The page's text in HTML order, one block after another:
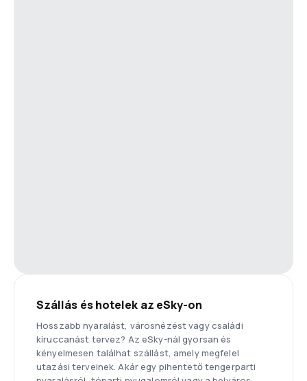
Szállás és hotelek az eSky-on
Hosszabb nyaralást, városnézést vagy családi
kiruccanást tervez? Az eSky-nál gyorsan és
kényelmesen találhat szállást, amely megfelel
utazási terveinek. Akár egy pihentető tengerparti